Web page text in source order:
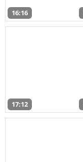
16:16
17:12